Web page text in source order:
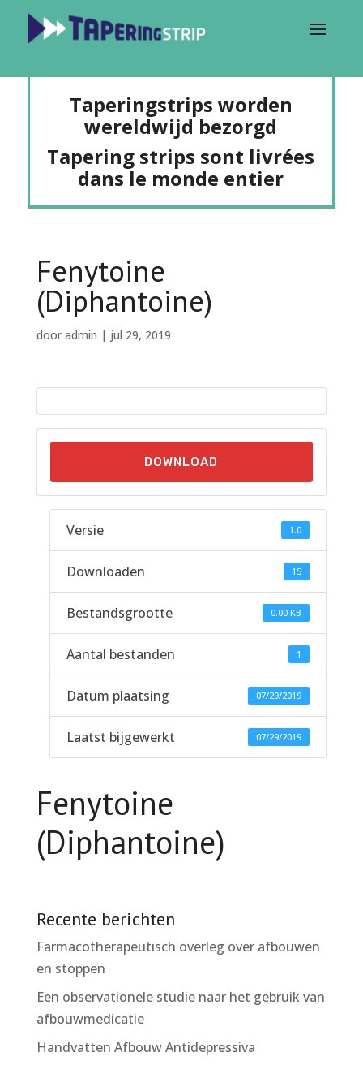
Taperingstrips worden
wereldwijd bezorgd
Tapering strips sont livrées
dans le monde entier
Fenytoine
(Diphantoine)
door admin | jul 29, 2019
DOWNLOAD
Versie 1.0
Downloaden 15
Bestandsgrootte 0.00 KB
Aantal bestanden 1
Datum plaatsing 07/29/2019
Laatst bijgewerkt 07/29/2019
Fenytoine
(Diphantoine)
Recente berichten
Farmacotherapeutisch overleg over afbouwen
en stoppen
Een observationele studie naar het gebruik van
afbouwmedicatie
Handvatten Afbouw Antidepressiva